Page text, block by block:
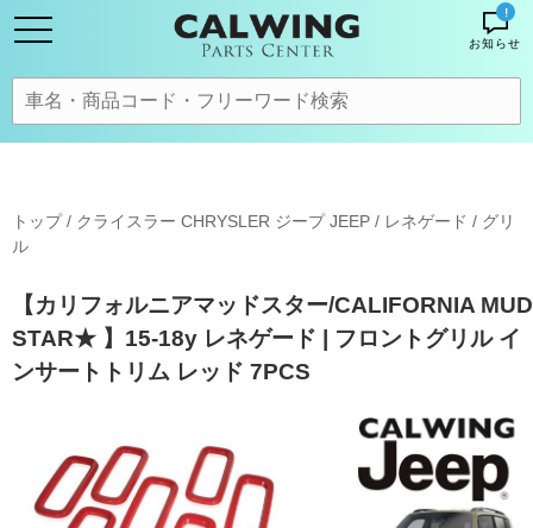
!
お知らせ
トップ/ クライスラー CHRYSLER ジープ JEEP / レネゲード / グリ
ル
【カリフォルニアマッドスター/CALIFORNIA MUD
STAR★ 】15-18y レネゲード | フロントグリル イ
ンサートトリム レッド 7PCS